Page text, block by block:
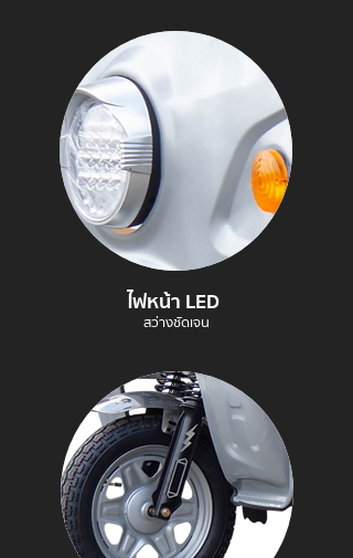
ไฟหน้า LED
สว่างชัดเจน